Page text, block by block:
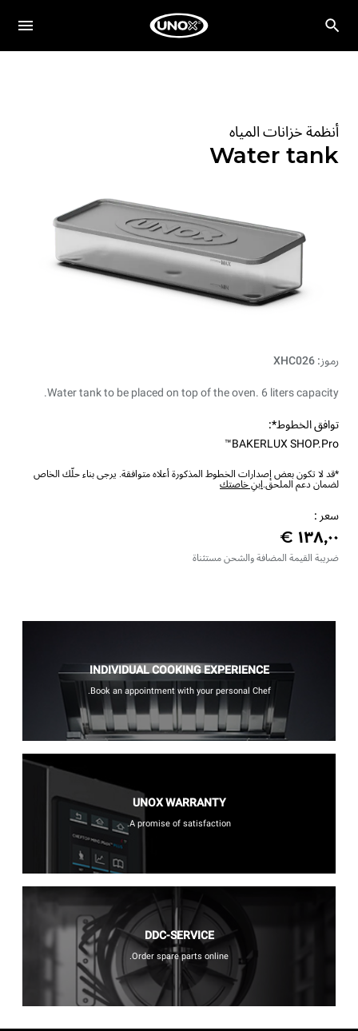
أنظمة خزانات المياه
Water tank
رموز: XHC026
Water tank to be placed on top of the oven. 6 liters capacity.
توافق الخطوط*:
BAKERLUX SHOP.Pro™
*قد لا تكون بعض إصدارات الخطوط المذكورة أعلاه متوافقة. يرجى بناء حلّك الخاص
لضمان دعم الملحق.ابنِ خاصتك
سعر :
ضريبة القيمة المضافة والشحن مستثناة
INDIVIDUAL COOKING EXPERIENCE
Book an appointment with your personal Chef.
UNOX WARRANTY
A promise of satisfaction.
DDC-SERVICE
Order spare parts online.